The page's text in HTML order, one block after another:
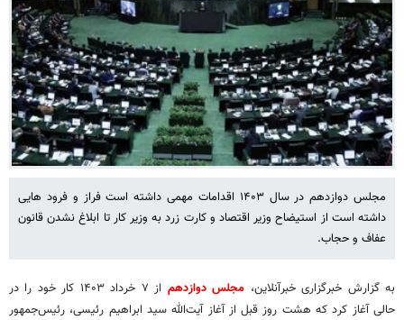
مجلس دوازدهم در سال ۱۴۰۳ اقدامات مهمی داشته است فراز و فرود هایی
داشته است از استیضاح وزیر اقتصاد و کارت زرد به وزیر کار تا ابلاغ نشدن قانون
عفاف و حجاب.
به گزارش خبرگزاری خبرآنلاین، مجلس دوازدهم
از ۷ خرداد ۱۴۰۳ کار خود را در
حالی آغاز کرد که هشت روز قبل از آغاز آیت‌الله سید ابراهیم رئیسی، رئیس‌جمهور